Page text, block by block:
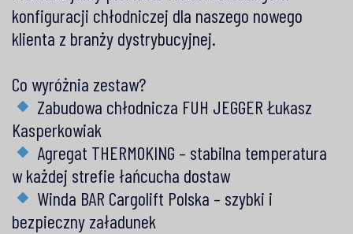
konfiguracji chłodniczej dla naszego nowego
klienta z branży dystrybucyjnej.
Co wyróżnia zestaw?
Zabudowa chłodnicza FUH JEGGER Łukasz
Kasperkowiak
Agregat THERMOKING – stabilna temperatura
w każdej strefie łańcucha dostaw
Winda BAR Cargolift Polska – szybki i
bezpieczny załadunek